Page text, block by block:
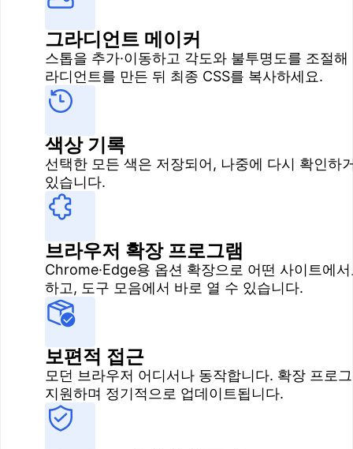
그라디언트 메이커
스톱을 추가·이동하고 각도와 불투명도를 조절
라디언트를 만든 뒤 최종 CSS를 복사하세요.
색상 기록
선택한 모든 색은 저장되어, 나중에 다시 확인하
있습니다.
브라우저 확장 프로그램
Chrome·Edge용 옵션 확장으로 어떤 사이트에
하고, 도구 모음에서 바로 열 수 있습니다.
보편적 접근
모던 브라우저 어디서나 동작합니다. 확장 프로
지원하며 정기적으로 업데이트됩니다.